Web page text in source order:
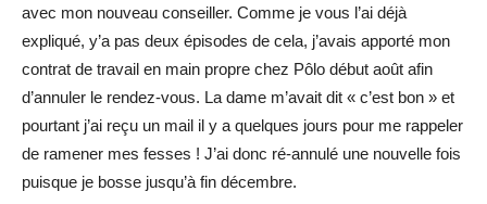
avec mon nouveau conseiller. Comme je vous l’ai déjà
expliqué, y’a pas deux épisodes de cela, j’avais apporté mon
contrat de travail en main propre chez Pôlo début août afin
d’annuler le rendez-vous. La dame m’avait dit « c’est bon » et
pourtant j’ai reçu un mail il y a quelques jours pour me rappeler
de ramener mes fesses ! J’ai donc ré-annulé une nouvelle fois
puisque je bosse jusqu’à fin décembre.